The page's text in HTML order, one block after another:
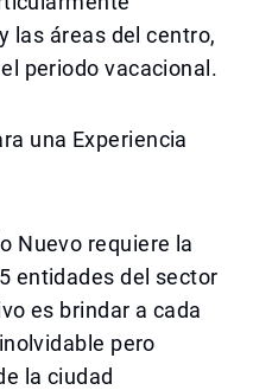
las áreas del centro,
periodo vacacional.
una Experiencia
Nuevo requiere la
entidades del sector
es brindar a cada
pero
la ciudad